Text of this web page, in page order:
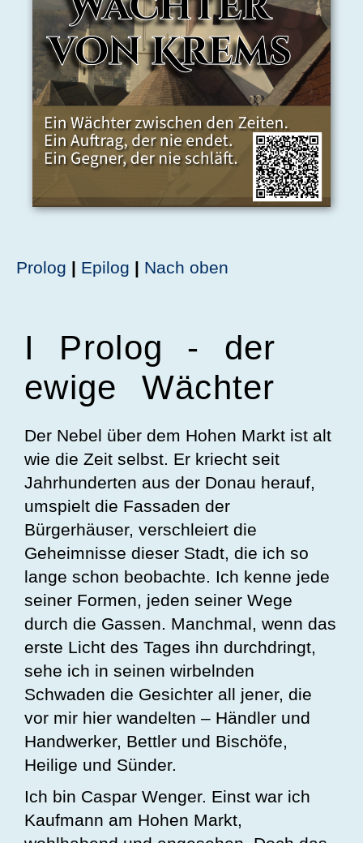
Prolog | Epilog | Nach oben
I Prolog - der
ewige Wächter
Der Nebel über dem Hohen Markt ist alt
wie die Zeit selbst. Er kriecht seit
Jahrhunderten aus der Donau herauf,
umspielt die Fassaden der
Bürgerhäuser, verschleiert die
Geheimnisse dieser Stadt, die ich so
lange schon beobachte. Ich kenne jede
seiner Formen, jeden seiner Wege
durch die Gassen. Manchmal, wenn das
erste Licht des Tages ihn durchdringt,
sehe ich in seinen wirbelnden
Schwaden die Gesichter all jener, die
vor mir hier wandelten – Händler und
Handwerker, Bettler und Bischöfe,
Heilige und Sünder.
Ich bin Caspar Wenger. Einst war ich
Kaufmann am Hohen Markt,